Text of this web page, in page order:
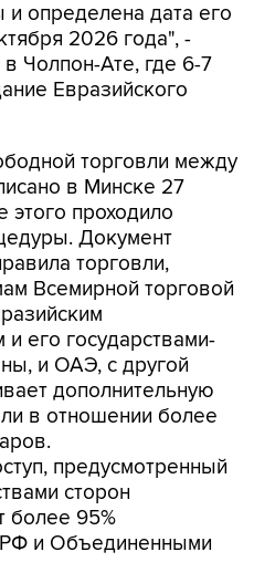
определена дата его
2026 года", -
Чолпон-Ате, где 6-7
Евразийского
торговли между
в Минске 27
этого проходило
Документ
торговли,
Всемирной торговой
его государствами-
и ОАЭ, с другой
дополнительную
в отношении более
предусмотренный
сторон
более 95%
и Объединенными